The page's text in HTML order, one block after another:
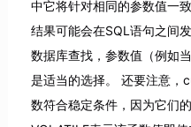
中它将针对相同的参数值一
结果可能会在SQL语句之间
数据库查找，参数值（例如
是适当的选择。 还要注意
数符合稳定条件，因为它们